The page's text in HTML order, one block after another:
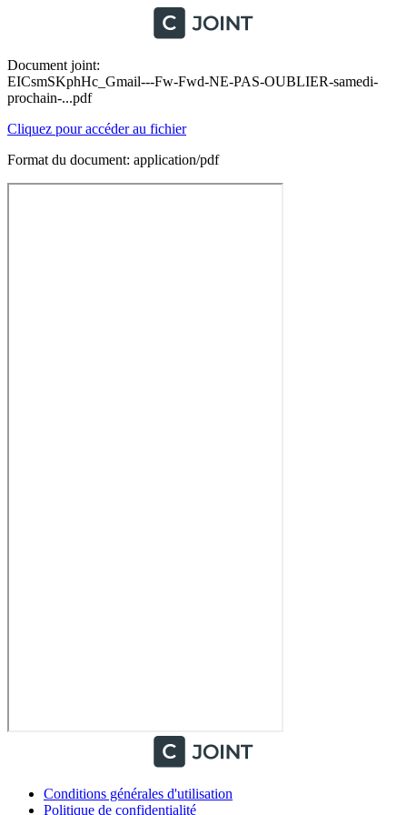
Document joint:
EICsmSKphHc_Gmail---Fw-Fwd-NE-PAS-OUBLIER-samedi-
prochain-...pdf
Cliquez pour accéder au fichier
Format du document: application/pdf
Conditions générales d'utilisation
Politique de confidentialité